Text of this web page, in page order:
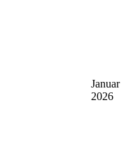
Januar
2026